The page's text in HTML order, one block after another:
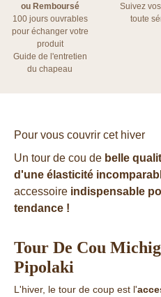
ou Remboursé
100 jours ouvrables
pour échanger votre
produit
Guide de l'entretien
du chapeau
Suivez
toute
Pour vous couvrir cet hiver
Un tour de cou de belle
d'une élasticité
accessoire indispensable
tendance !
Tour De Cou
Pipolaki
L'hiver, le tour de coup est l'